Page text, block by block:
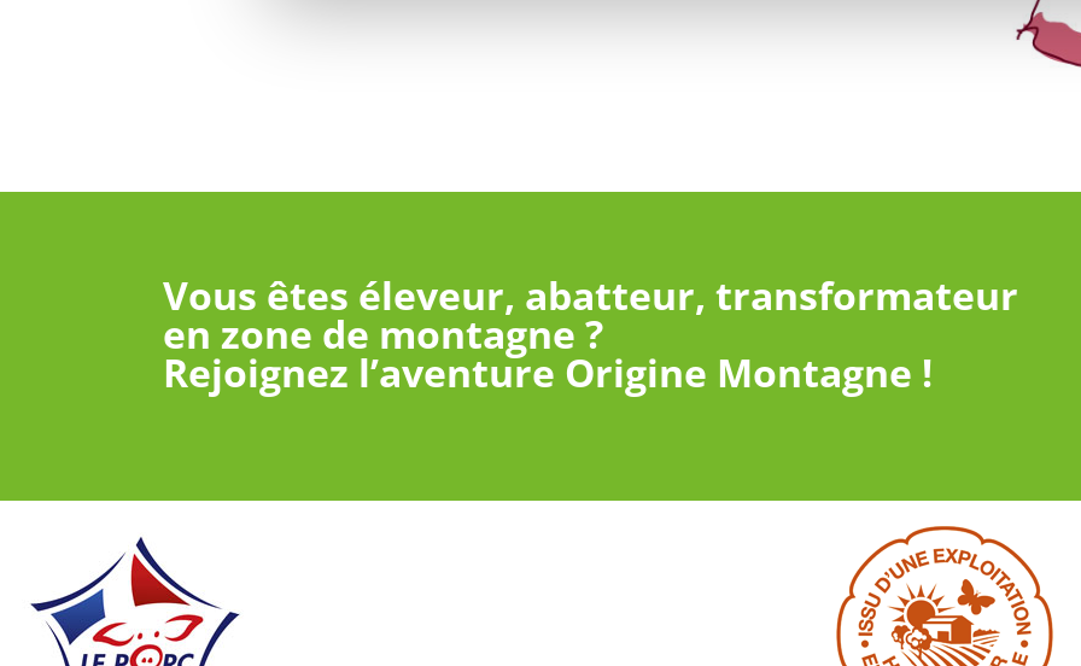
Vous êtes éleveur, abatteur, transformateur
en zone de montagne ?
Rejoignez l’aventure Origine Montagne !